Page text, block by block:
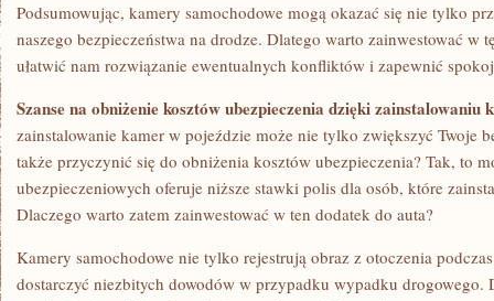
Podsumowując, kamery samochodowe mogą okazać się nie tylko
naszego bezpieczeństwa⁤ na drodze. Dlatego warto zainwestować w
⁢ułatwić nam‌ rozwiązanie ewentualnych konfliktów i zapewnić
Szanse na obniżenie kosztów ubezpieczenia dzięki zainstalowaniu
zainstalowanie ⁣kamer w pojeździe może⁣ nie tylko zwiększyć Twoje
także przyczynić się do ⁣obniżenia⁣ kosztów ubezpieczenia? Tak, to
⁣ubezpieczeniowych ‌oferuje niższe stawki polis dla osób, które
Dlaczego ⁢warto zatem zainwestować w ten dodatek do auta?
Kamery samochodowe nie tylko rejestrują obraz z otoczenia
dostarczyć niezbitych dowodów w‍ przypadku wypadku drogowego.